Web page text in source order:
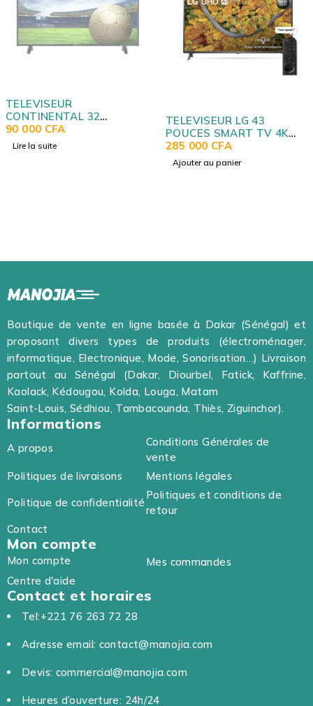
32
SMART TV
CFA
suite
TELEVISEUR LG 43
POUCES SMART TV 4K
UP7550PVG
285 000CFA
Ajouter au panier
Boutique de vente en ligne basée à Dakar (Sénégal) et
proposant divers types de produits (électroménager,
informatique, Electronique, Mode, Sonorisation…) Livraison
partout au Sénégal (Dakar, Diourbel, Fatick, Kaffrine,
Kaolack, Kédougou, Kolda, Louga, Matam
Saint-Louis, Sédhiou, Tambacounda, Thiès, Ziguinchor).
Informations
A propos
Conditions Générales de
vente
Politiques de livraisons
Mentions légales
Politique de confidentialité
Politiques et conditions de
retour
Contact
Mon compte
Mon compte
Mes commandes
Centre d'aide
Contact et horaires
Tel:+221 76 263 72 28
Adresse email: contact@manojia.com
Devis: commercial@manojia.com
Heures d’ouverture: 24h/24